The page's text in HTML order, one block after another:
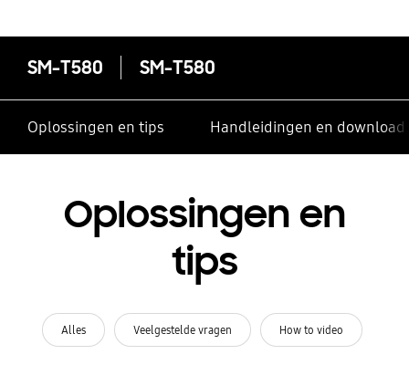
SM-T580 SM-T580
Oplossingen en tips Handleidingen en
Oplossingen en
tips
Alles Veelgestelde vragen How to video